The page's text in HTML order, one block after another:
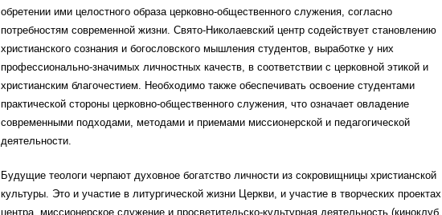
обретении ими целостного образа церковно-общественного служения, согласно
потребностям современной жизни. Свято-Николаевский центр содействует становлению
христианского сознания и богословского мышления студентов, выработке у них
профессионально-значимых личностных качеств, в соответствии с церковной этикой и
христианским благочестием. Необходимо также обеспечивать освоение студентами
практической стороны церковно-общественного служения, что означает овладение
современными подходами, методами и приемами миссионерской и педагогической
деятельности.
Будущие теологи черпают духовное богатство личности из сокровищницы христианской
культуры. Это и участие в литургической жизни Церкви, и участие в творческих проектах
центра, миссионерское служение и просветительско-культурная деятельность (киноклуб,